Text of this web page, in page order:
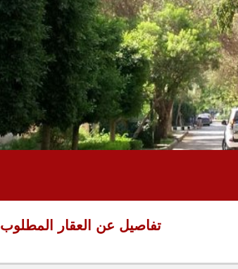
تفاصيل عن العقار المطلوب